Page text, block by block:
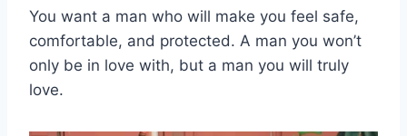
You want a man who will make you feel safe,
comfortable, and protected. A man you won’t
only be in love with, but a man you will truly
love.